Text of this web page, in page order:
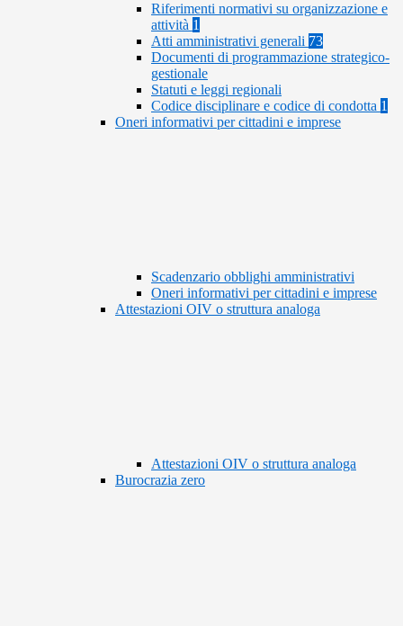
Riferimenti normativi su organizzazione e
attività 1
Atti amministrativi generali 73
Documenti di programmazione strategico-
gestionale
Statuti e leggi regionali
Codice disciplinare e codice di condotta 1
Oneri informativi per cittadini e imprese
Scadenzario obblighi amministrativi
Oneri informativi per cittadini e imprese
Attestazioni OIV o struttura analoga
Attestazioni OIV o struttura analoga
Burocrazia zero